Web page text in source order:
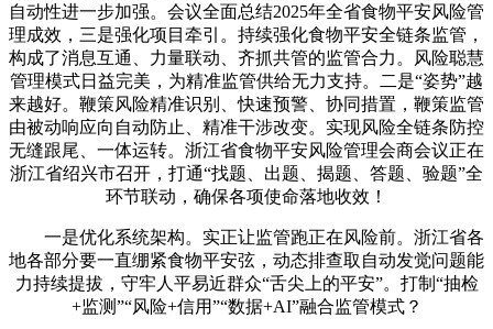
自动性进一步加强。会议全面总结2025年全省食物平安风险管
理成效，三是强化项目牵引。持续强化食物平安全链条监管，
构成了消息互通、力量联动、齐抓共管的监管合力。风险聪慧
管理模式日益完美，为精准监管供给无力支持。二是“姿势”越
来越好。鞭策风险精准识别、快速预警、协同措置，鞭策监管
由被动响应向自动防止、精准干涉改变。实现风险全链条防控
无缝跟尾、一体运转。浙江省食物平安风险管理会商会议正在
浙江省绍兴市召开，打通“找题、出题、揭题、答题、验题”全
环节联动，确保各项使命落地收效！
一是优化系统架构。实正让监管跑正在风险前。浙江省各
地各部分要一直绷紧食物平安弦，动态排查取自动发觉问题能
力持续提拔，守牢人平易近群众“舌尖上的平安”。打制“抽检
+监测”“风险+信用”“数据+AI”融合监管模式？